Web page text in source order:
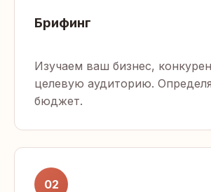
Брифинг
Изучаем ваш бизнес,
целевую аудиторию.
бюджет.
02